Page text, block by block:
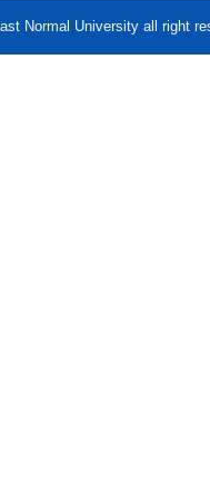
Normal University all